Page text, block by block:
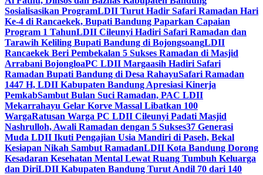
Sosialisasikan ProgramLDII Turut Hadir Safari Ramadan Hari
Ke-4 di Rancaekek, Bupati Bandung Paparkan Capaian
Program 1 TahunLDII Cileunyi Hadiri Safari Ramadan dan
Tarawih Keliling Bupati Bandung di BojongsoangLDII
Rancaekek Beri Pembekalan 5 Sukses Ramadan di Masjid
Arrabani BojongloaPC LDII Margaasih Hadiri Safari
Ramadan Bupati Bandung di Desa RahayuSafari Ramadan
1447 H, LDII Kabupaten Bandung Apresiasi Kinerja
PemkabSambut Bulan Suci Ramadan, PAC LDII
Mekarrahayu Gelar Korve Massal Libatkan 100
WargaRatusan Warga PC LDII Cileunyi Padati Masjid
Nashrulloh, Awali Ramadan dengan 5 Sukses37 Generasi
Muda LDII Ikuti Pengajian Usia Mandiri di Paseh, Bekal
Kesiapan Nikah Sambut RamadanLDII Kota Bandung Dorong
Kesadaran Kesehatan Mental Lewat Ruang Tumbuh Keluarga
dan DiriLDII Kabupaten Bandung Turut Andil 70 dari 140